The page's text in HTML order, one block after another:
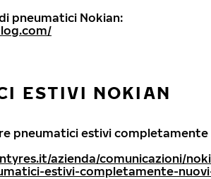
pneumatici Nokian:
ESTIVI NOKIAN
pneumatici estivi completamente
azienda/comunicazioni/
estivi-completamente-